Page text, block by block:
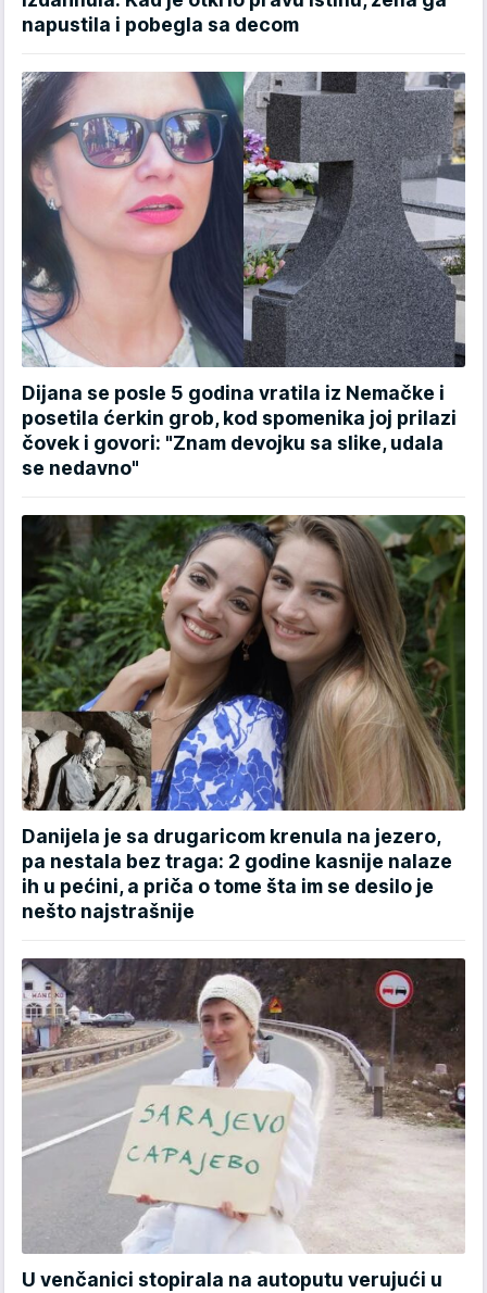
napustila i pobegla sa decom
Dijana se posle 5 godina vratila iz Nemačke i
posetila ćerkin grob, kod spomenika joj prilazi
čovek i govori: "Znam devojku sa slike, udala
se nedavno"
Danijela je sa drugaricom krenula na jezero,
pa nestala bez traga: 2 godine kasnije nalaze
ih u pećini, a priča o tome šta im se desilo je
nešto najstrašnije
U venčanici stopirala na autoputu verujući u